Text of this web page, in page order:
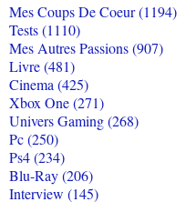
Mes Coups De Coeur (1194)
Tests (1110)
Mes Autres Passions (907)
Livre (481)
Cinema (425)
Xbox One (271)
Univers Gaming (268)
Pc (250)
Ps4 (234)
Blu-Ray (206)
Interview (145)